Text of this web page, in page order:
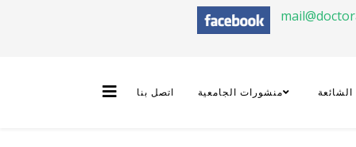
الشائعة منشورات الجامعية اتصل بنا